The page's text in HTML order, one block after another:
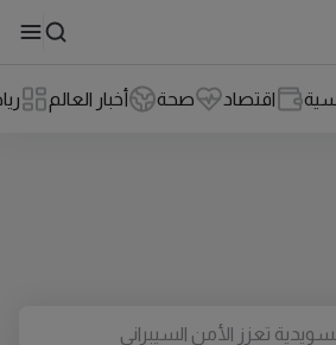
اقتصاد صحة أخبار العالم
تعزز الأمن السيبراني